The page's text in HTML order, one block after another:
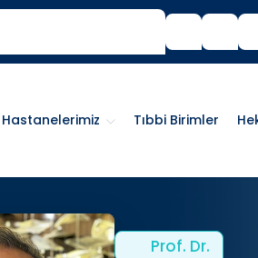
Tıbbi Birimler
Hastanelerimiz
Prof. Dr.